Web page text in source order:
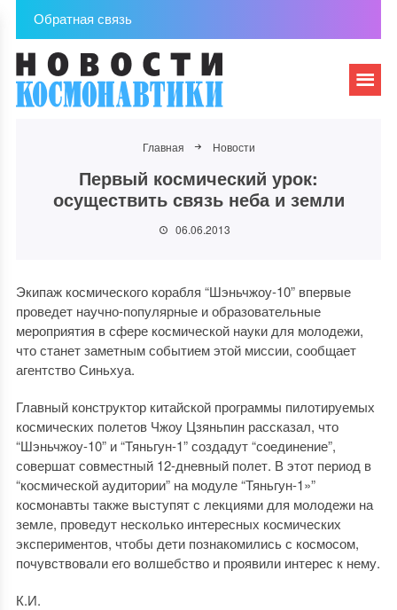
Обратная связь
Главная Новости
Первый космический урок:
осуществить связь неба и земли
06.06.2013
Экипаж космического корабля “Шэньчжоу-10” впервые
проведет научно-популярные и образовательные
мероприятия в сфере космической науки для молодежи,
что станет заметным событием этой миссии, сообщает
агентство Синьхуа.
Главный конструктор китайской программы пилотируемых
космических полетов Чжоу Цзяньпин рассказал, что
“Шэньчжоу-10” и “Тяньгун-1” создадут “соединение”,
совершат совместный 12-дневный полет. В этот период в
“космической аудитории” на модуле “Тяньгун-1»”
космонавты также выступят с лекциями для молодежи на
земле, проведут несколько интересных космических
экспериментов, чтобы дети познакомились с космосом,
почувствовали его волшебство и проявили интерес к нему.
К.И.